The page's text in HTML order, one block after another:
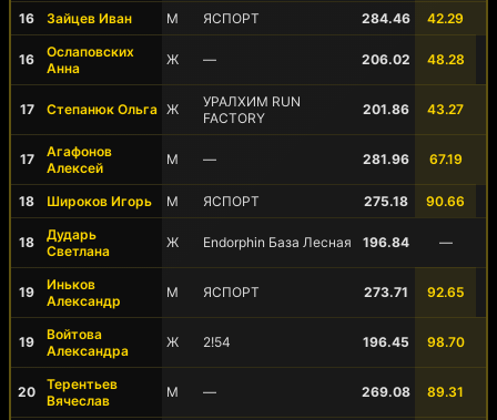
16
Зайцев Иван М ЯСПОРТ 284.46 42.29
16
Ослаповских
Анна
Ж — 206.02 48.28
17 Степанюк Ольга Ж
УРАЛХИМ RUN
FACTORY
201.86 43.27
17
Агафонов
Алексей
М — 281.96 67.19
18 Широков Игорь М ЯСПОРТ 275.18 90.66
18
Дударь
Светлана
Ж Endorphin База Лесная 196.84 —
19
Иньков
Александр
М ЯСПОРТ 273.71 92.65
19
Войтова
Александра
Ж 2!54 196.45 98.70
20
Терентьев
Вячеслав
М — 269.08 89.31